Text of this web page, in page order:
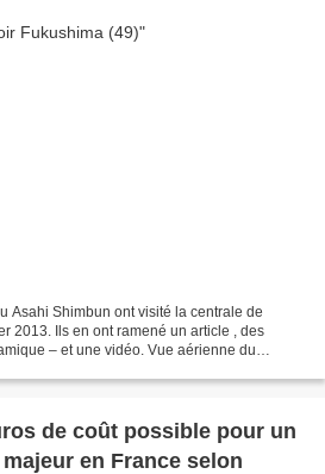
Asahi Shimbun ont visité la centrale de
2013. Ils en ont ramené un article , des
‒ et une vidéo. Vue aérienne du
de coût possible pour un
en France selon